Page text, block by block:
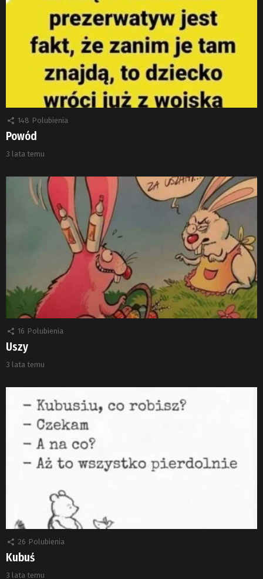
148 Polubienia
Powód
3 lata temu
16 Polubienia
Uszy
3 lata temu
26 Polubienia
Kubuś
3 lata temu